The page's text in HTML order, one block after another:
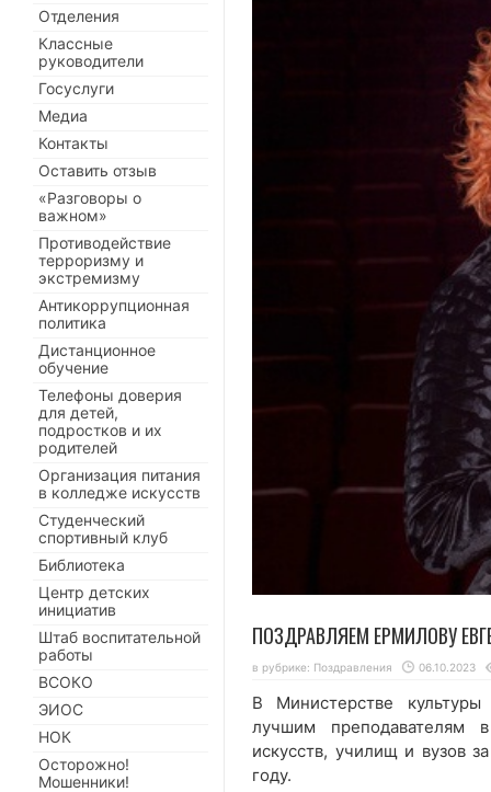
ПОЗДРАВЛЯЕМ ЕРМИЛОВУ
в рубрике: Поздравления 06.10.2023
В Министерстве
лучшим преподавателям
искусств, училищ и вузов
году.
Отделения
Классные
руководители
Госуслуги
Медиа
Контакты
Оставить отзыв
«Разговоры о
важном»
Противодействие
терроризму и
экстремизму
Антикоррупционная
политика
Дистанционное
обучение
Телефоны доверия
для детей,
подростков и их
родителей
Организация питания
в колледже искусств
Студенческий
спортивный клуб
Библиотека
Центр детских
инициатив
Штаб воспитательной
работы
ВСОКО
ЭИОС
НОК
Осторожно!
Мошенники!